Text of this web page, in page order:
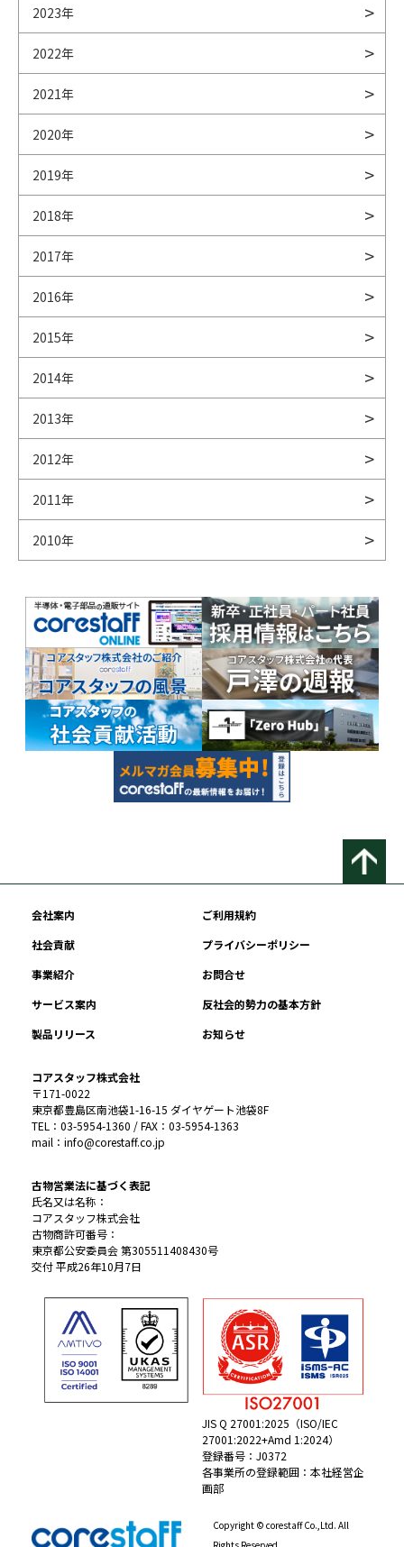
2023年
2022年
2021年
2020年
2019年
2018年
2017年
2016年
2015年
2014年
2013年
2012年
2011年
2010年
会社案内
ご利用規約
社会貢献
プライバシーポリシー
事業紹介
お問合せ
サービス案内
反社会的勢力の基本方針
製品リリース
お知らせ
コアスタッフ株式会社
〒171-0022
東京都豊島区南池袋1-16-15 ダイヤゲート池袋8F
TEL：03-5954-1360 / FAX：03-5954-1363
mail：info@corestaff.co.jp
古物営業法に基づく表記
氏名又は名称：
コアスタッフ株式会社
古物商許可番号：
東京都公安委員会 第305511408430号
交付 平成26年10月7日
JIS Q 27001:2025（ISO/IEC
27001:2022+Amd 1:2024）
登録番号：J0372
各事業所の登録範囲：本社経営企
画部
Copyright © corestaff Co.,Ltd. All